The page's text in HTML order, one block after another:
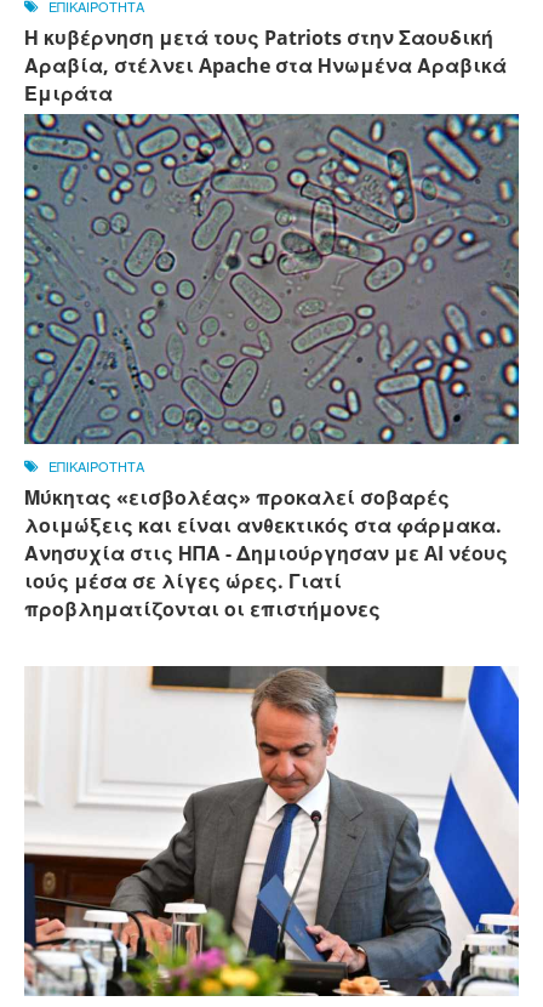
ΕΠΙΚΑΙΡΟΤΗΤΑ
Η κυβέρνηση μετά τους Patriots στην Σαουδική
Αραβία, στέλνει Apache στα Ηνωμένα Αραβικά
Εμιράτα
ΕΠΙΚΑΙΡΟΤΗΤΑ
Μύκητας «εισβολέας» προκαλεί σοβαρές
λοιμώξεις και είναι ανθεκτικός στα φάρμακα.
Ανησυχία στις ΗΠΑ - Δημιούργησαν με AI νέους
ιούς μέσα σε λίγες ώρες. Γιατί
προβληματίζονται οι επιστήμονες